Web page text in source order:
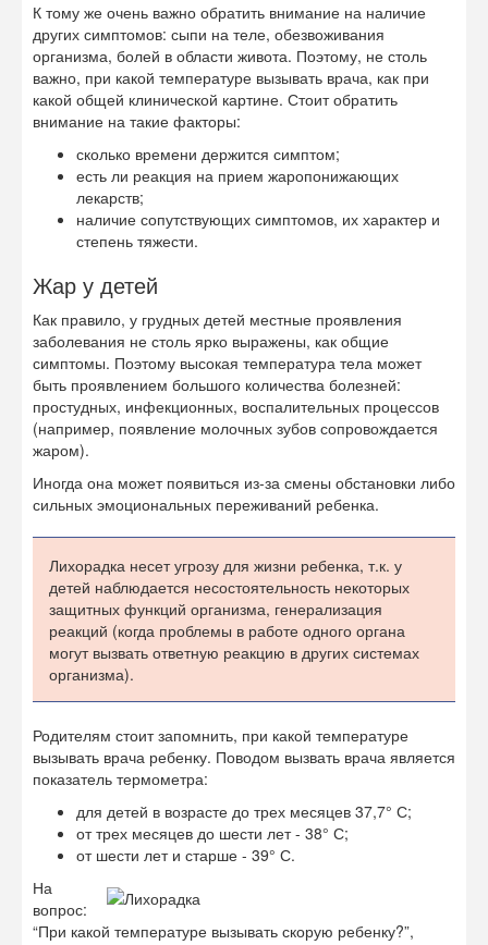
К тому же очень важно обратить внимание на наличие
других симптомов: сыпи на теле, обезвоживания
организма, болей в области живота. Поэтому, не столь
важно, при какой температуре вызывать врача, как при
какой общей клинической картине. Стоит обратить
внимание на такие факторы:
сколько времени держится симптом;
есть ли реакция на прием жаропонижающих
лекарств;
наличие сопутствующих симптомов, их характер и
степень тяжести.
Жар у детей
Как правило, у грудных детей местные проявления
заболевания не столь ярко выражены, как общие
симптомы. Поэтому высокая температура тела может
быть проявлением большого количества болезней:
простудных, инфекционных, воспалительных процессов
(например, появление молочных зубов сопровождается
жаром).
Иногда она может появиться из-за смены обстановки либо
сильных эмоциональных переживаний ребенка.
Лихорадка несет угрозу для жизни ребенка, т.к. у
детей наблюдается несостоятельность некоторых
защитных функций организма, генерализация
реакций (когда проблемы в работе одного органа
могут вызвать ответную реакцию в других системах
организма).
Родителям стоит запомнить, при какой температуре
вызывать врача ребенку. Поводом вызвать врача является
показатель термометра:
для детей в возрасте до трех месяцев 37,7° С;
от трех месяцев до шести лет - 38° С;
от шести лет и старше - 39° С.
На
вопрос:
“При какой температуре вызывать скорую ребенку?”,